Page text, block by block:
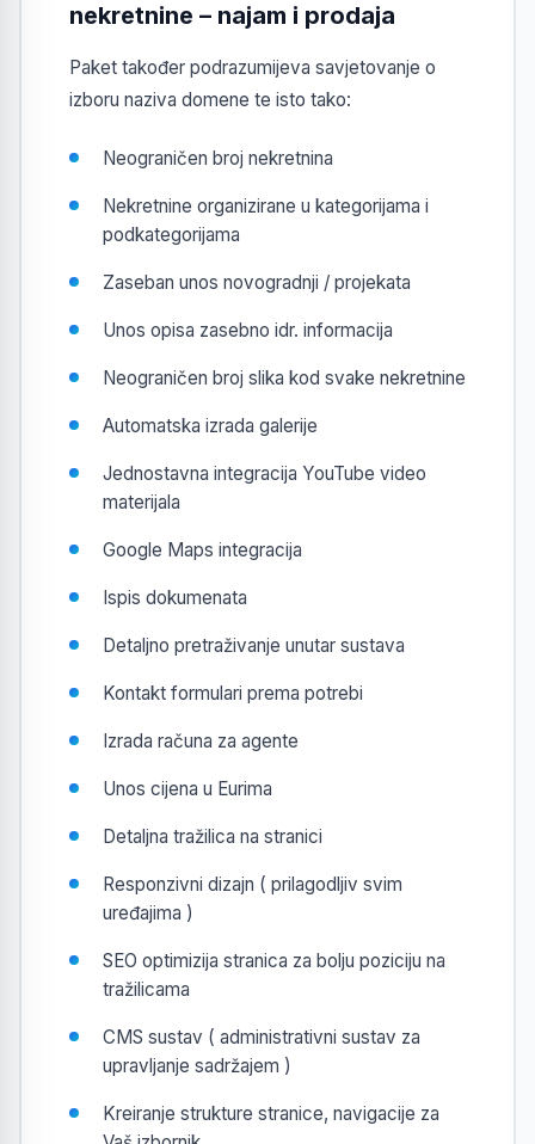
nekretnine – najam i prodaja
Paket također podrazumijeva savjetovanje o
izboru naziva domene te isto tako:
Neograničen broj nekretnina
Nekretnine organizirane u kategorijama i
podkategorijama
Zaseban unos novogradnji / projekata
Unos opisa zasebno idr. informacija
Neograničen broj slika kod svake nekretnine
Automatska izrada galerije
Jednostavna integracija YouTube video
materijala
Google Maps integracija
Ispis dokumenata
Detaljno pretraživanje unutar sustava
Kontakt formulari prema potrebi
Izrada računa za agente
Unos cijena u Eurima
Detaljna tražilica na stranici
Responzivni dizajn ( prilagodljiv svim
uređajima )
SEO optimizija stranica za bolju poziciju na
tražilicama
CMS sustav ( administrativni sustav za
upravljanje sadržajem )
Kreiranje strukture stranice, navigacije za